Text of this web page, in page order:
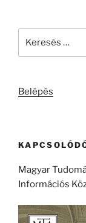
Belépés
Magyar
Információs